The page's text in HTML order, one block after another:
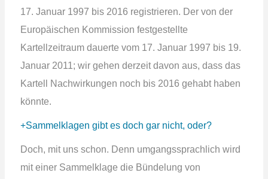
17. Januar 1997 bis 2016 registrieren. Der von der
Europäischen Kommission festgestellte
Kartellzeitraum dauerte vom 17. Januar 1997 bis 19.
Januar 2011; wir gehen derzeit davon aus, dass das
Kartell Nachwirkungen noch bis 2016 gehabt haben
könnte.
Sammelklagen gibt es doch gar nicht, oder?
Doch, mit uns schon. Denn umgangssprachlich wird
mit einer Sammelklage die Bündelung von